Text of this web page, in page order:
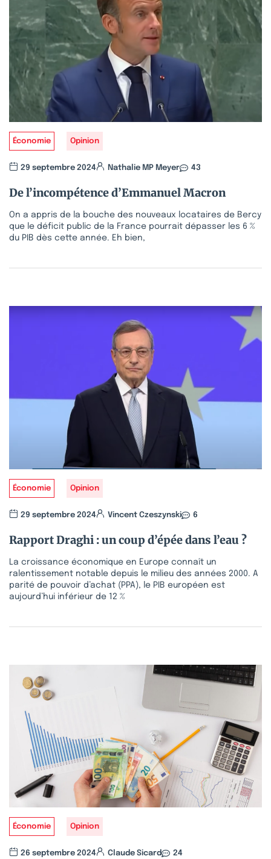
Économie Opinion
29 septembre 2024 Nathalie MP Meyer 43
De l’incompétence d’Emmanuel Macron
On a appris de la bouche des nouveaux locataires de Bercy
que le déficit public de la France pourrait dépasser les 6 %
du PIB dès cette année. Eh bien,
Économie Opinion
29 septembre 2024 Vincent Czeszynski 6
Rapport Draghi : un coup d’épée dans l’eau ?
La croissance économique en Europe connaît un
ralentissement notable depuis le milieu des années 2000. A
parité de pouvoir d’achat (PPA), le PIB européen est
aujourd’hui inférieur de 12 %
Économie Opinion
26 septembre 2024 Claude Sicard 24